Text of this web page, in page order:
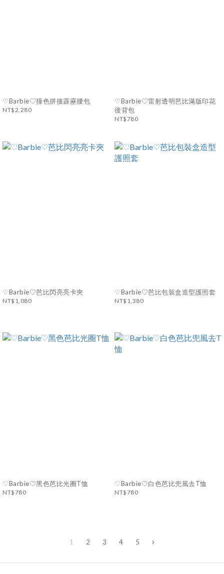
♡Barbie♡撞色拼接霹靂腰包
NT$2,280
♡Barbie♡雷射透明芭比滿版印花
後背包
NT$780
♡Barbie♡芭比閃亮亮卡夾
NT$1,080
♡Barbie♡芭比包裝盒造型護照套
NT$1,380
♡Barbie♡黑色芭比光圈T恤
NT$780
♡Barbie♡白色芭比兜風去T恤
NT$780
1 2 3 4 5